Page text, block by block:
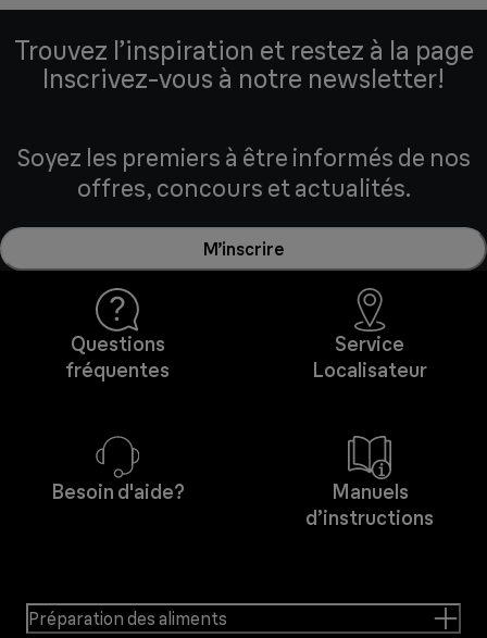
Trouvez l’inspiration et restez à la page
Inscrivez-vous à notre newsletter!
Soyez les premiers à être informés de nos
offres, concours et actualités.
M’inscrire
Questions
fréquentes
Service
Localisateur
Besoin d'aide?
Manuels
d’instructions
Préparation des aliments